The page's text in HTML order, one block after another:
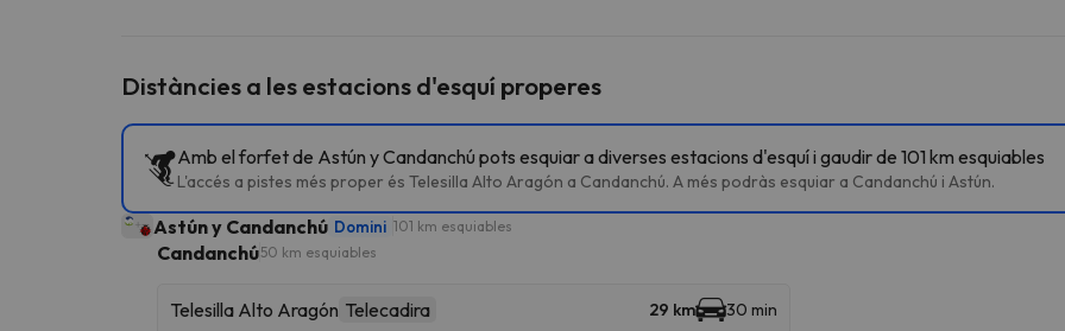
Distàncies a les estacions d'esquí properes
Amb el forfet de Astún y Candanchú pots esquiar a diverses estacions d'esquí i gaudir de 101 km esquiables
L'accés a pistes més proper és Telesilla Alto Aragón a Candanchú. A més podràs esquiar a Candanchú i Astún.
Astún y Candanchú Domini 101 km esquiables
Candanchú50 km esquiables
Telesilla Alto Aragón Telecadira 29 km 30 min